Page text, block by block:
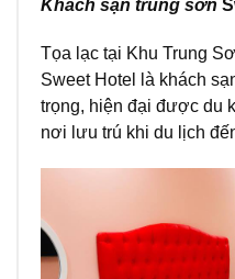
Khách sạn trung sơn
Tọa lạc tại Khu Trung
Sweet Hotel là khách
trọng, hiện đại được du
nơi lưu trú khi du lịch